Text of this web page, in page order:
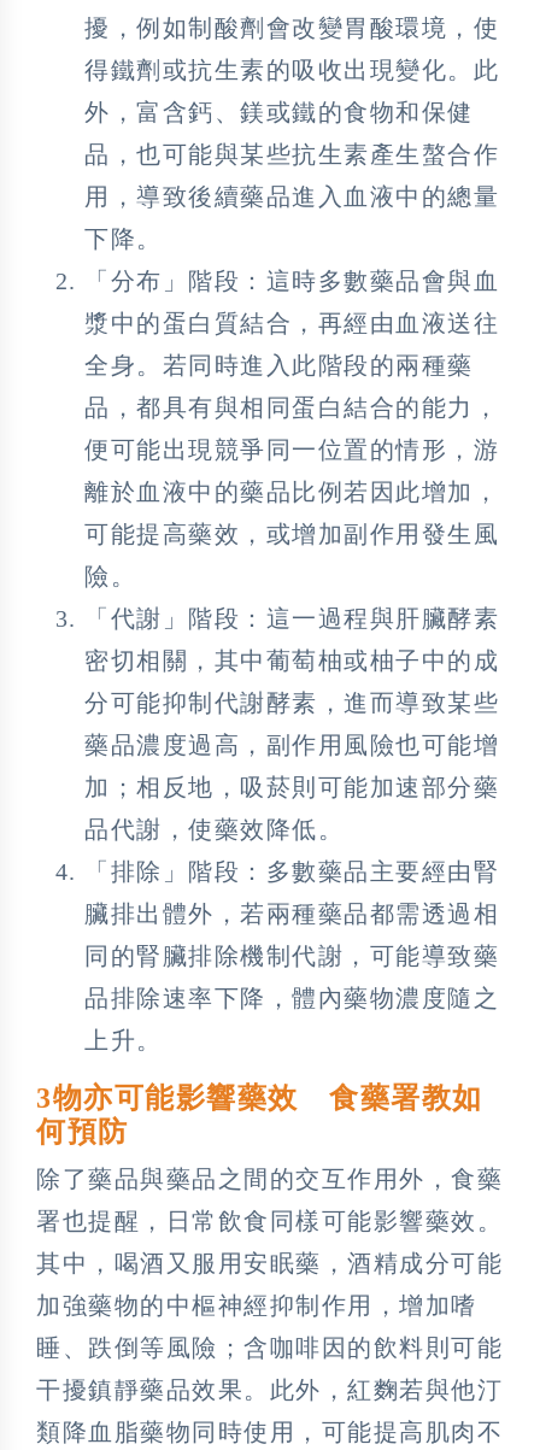
擾，例如制酸劑會改變胃酸環境，使
得鐵劑或抗生素的吸收出現變化。此
外，富含鈣、鎂或鐵的食物和保健
品，也可能與某些抗生素產生螯合作
用，導致後續藥品進入血液中的總量
下降。
「分布」階段：這時多數藥品會與血
漿中的蛋白質結合，再經由血液送往
全身。若同時進入此階段的兩種藥
品，都具有與相同蛋白結合的能力，
便可能出現競爭同一位置的情形，游
離於血液中的藥品比例若因此增加，
可能提高藥效，或增加副作用發生風
險。
「代謝」階段：這一過程與肝臟酵素
密切相關，其中葡萄柚或柚子中的成
分可能抑制代謝酵素，進而導致某些
藥品濃度過高，副作用風險也可能增
加；相反地，吸菸則可能加速部分藥
品代謝，使藥效降低。
「排除」階段：多數藥品主要經由腎
臟排出體外，若兩種藥品都需透過相
同的腎臟排除機制代謝，可能導致藥
品排除速率下降，體內藥物濃度隨之
上升。
3物亦可能影響藥效 食藥署教如
何預防
除了藥品與藥品之間的交互作用外，食藥
署也提醒，日常飲食同樣可能影響藥效。
其中，喝酒又服用安眠藥，酒精成分可能
加強藥物的中樞神經抑制作用，增加嗜
睡、跌倒等風險；含咖啡因的飲料則可能
干擾鎮靜藥品效果。此外，紅麴若與他汀
類降血脂藥物同時使用，可能提高肌肉不